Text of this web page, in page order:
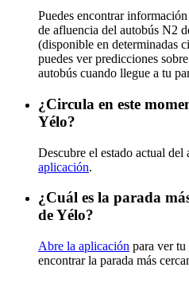
Puedes encontrar
de afluencia del autobús N2
(disponible en determinadas
puedes ver predicciones
autobús cuando llegue a tu
¿Circula en este
Yélo?
Descubre el estado actual
aplicación.
¿Cuál es la parada
de Yélo?
Abre la aplicación para ver
encontrar la parada más